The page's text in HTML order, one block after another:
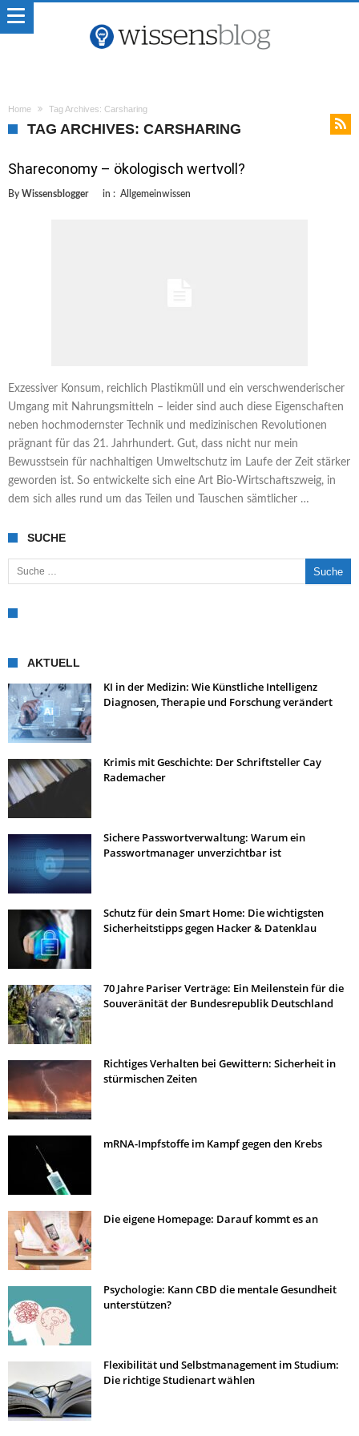
Home Tag Archives: Carsharing
TAG ARCHIVES: CARSHARING
Shareconomy – ökologisch wertvoll?
By Wissensblogger in : Allgemeinwissen
Exzessiver Konsum, reichlich Plastikmüll und ein verschwenderischer
Umgang mit Nahrungsmitteln – leider sind auch diese Eigenschaften
neben hochmodernster Technik und medizinischen Revolutionen
prägnant für das 21. Jahrhundert. Gut, dass nicht nur mein
Bewusstsein für nachhaltigen Umweltschutz im Laufe der Zeit stärker
geworden ist. So entwickelte sich eine Art Bio-Wirtschaftszweig, in
dem sich alles rund um das Teilen und Tauschen sämtlicher …
SUCHE
Suche nach:
AKTUELL
KI in der Medizin: Wie Künstliche Intelligenz
Diagnosen, Therapie und Forschung verändert
Krimis mit Geschichte: Der Schriftsteller Cay
Rademacher
Sichere Passwortverwaltung: Warum ein
Passwortmanager unverzichtbar ist
Schutz für dein Smart Home: Die wichtigsten
Sicherheitstipps gegen Hacker & Datenklau
70 Jahre Pariser Verträge: Ein Meilenstein für die
Souveränität der Bundesrepublik Deutschland
Richtiges Verhalten bei Gewittern: Sicherheit in
stürmischen Zeiten
mRNA-Impfstoffe im Kampf gegen den Krebs
Die eigene Homepage: Darauf kommt es an
Psychologie: Kann CBD die mentale Gesundheit
unterstützen?
Flexibilität und Selbstmanagement im Studium:
Die richtige Studienart wählen